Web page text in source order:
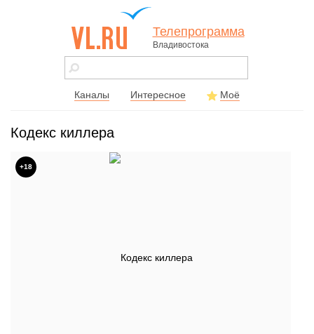
vl.ru - сайт
города
Телепрограмма
Владивостока
Каналы Интересное Моё
Кодекс киллера
+18